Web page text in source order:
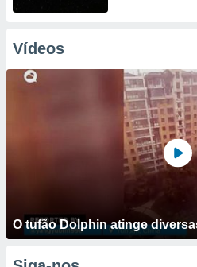
Vídeos
O tufão Dolphin atinge